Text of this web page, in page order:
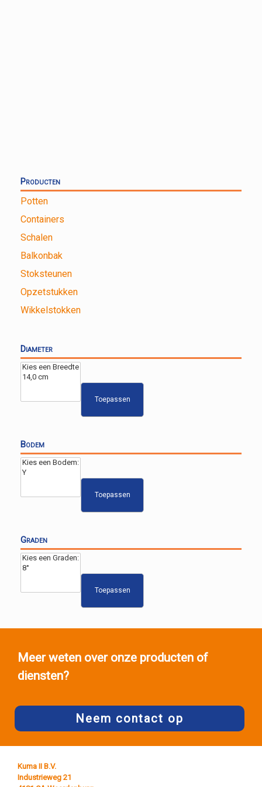
Producten
Potten
Containers
Schalen
Balkonbak
Stoksteunen
Opzetstukken
Wikkelstokken
Diameter
Toepassen
Bodem
Toepassen
Graden
Toepassen
Meer weten over onze producten of
diensten?
Neem contact op
Kuma II B.V.
Industrieweg 21